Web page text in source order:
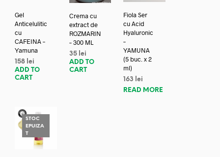
Gel
Anticelulitic
cu
CAFEINA –
Yamuna
158 lei
ADD TO
CART
Crema cu
extract de
ROZMARIN
– 300 ML
35 lei
ADD TO
CART
Fiola Ser
cu Acid
Hyaluronic
–
YAMUNA
(5 buc. x 2
ml)
163
lei
READ MORE
STOC
EPUIZA
T